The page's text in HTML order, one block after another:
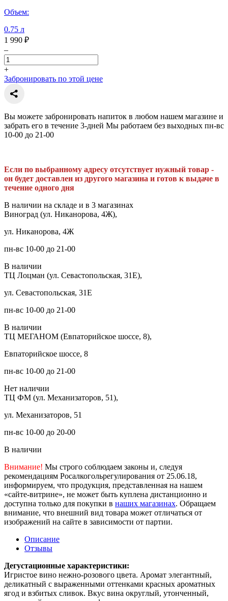
Объем:
0.75 л
1 990 ₽
–
+
Забронировать по этой цене
Вы можете забронировать напиток в любом нашем магазине и
забрать его в течение 3-дней Мы работаем без выходных пн-вс
10-00 до 21-00
Если по выбранному адресу отсутствует нужный товар -
он будет доставлен из другого магазина и готов к выдаче в
течение одного дня
В наличии на складе и в 3 магазинах
Виноград (ул. Никанорова, 4Ж),
ул. Никанорова, 4Ж
пн-вс 10-00 до 21-00
В наличии
ТЦ Лоцман (ул. Севастопольская, 31Е),
ул. Севастопольская, 31Е
пн-вс 10-00 до 21-00
В наличии
ТЦ МЕГАНОМ (Евпаторийское шоссе, 8),
Евпаторийское шоссе, 8
пн-вс 10-00 до 21-00
Нет наличии
ТЦ ФМ (ул. Механизаторов, 51),
ул. Механизаторов, 51
пн-вс 10-00 до 20-00
В наличии
Внимание! Мы строго соблюдаем законы и, следуя
рекомендациям Росалкогольрегулирования от 25.06.18,
информируем, что продукция, представленная на нашем
«сайте-витрине», не может быть куплена дистанционно и
доступна только для покупки в наших магазинах. Обращаем
внимание, что внешний вид товара может отличаться от
изображений на сайте в зависимости от партии.
Описание
Отзывы
Дегустационные характеристики:
Игристое вино нежно-розового цвета. Аромат элегантный,
деликатный с выраженными оттенками красных ароматных
ягод и взбитых сливок. Вкус вина округлый, утонченный,